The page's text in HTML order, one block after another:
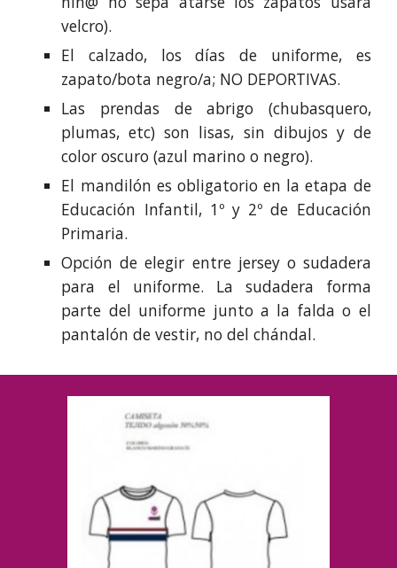
velcro).
El calzado, los días de uniforme, es
zapato/bota negro/a; NO DEPORTIVAS.
Las prendas de abrigo (chubasquero,
plumas, etc) son lisas, sin dibujos y de
color oscuro (azul marino o negro).
El mandilón es obligatorio en la etapa de
Educación Infantil, 1º y 2º de Educación
Primaria.
Opción de elegir entre jersey o sudadera
para el uniforme. La sudadera forma
parte del uniforme junto a la falda o el
pantalón de vestir, no del chándal.